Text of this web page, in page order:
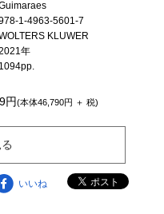
Guimaraes
978-1-4963-5601-7
WOLTERS KLUWER
2021年
円(本体46,790円 ＋ 税)
いいね